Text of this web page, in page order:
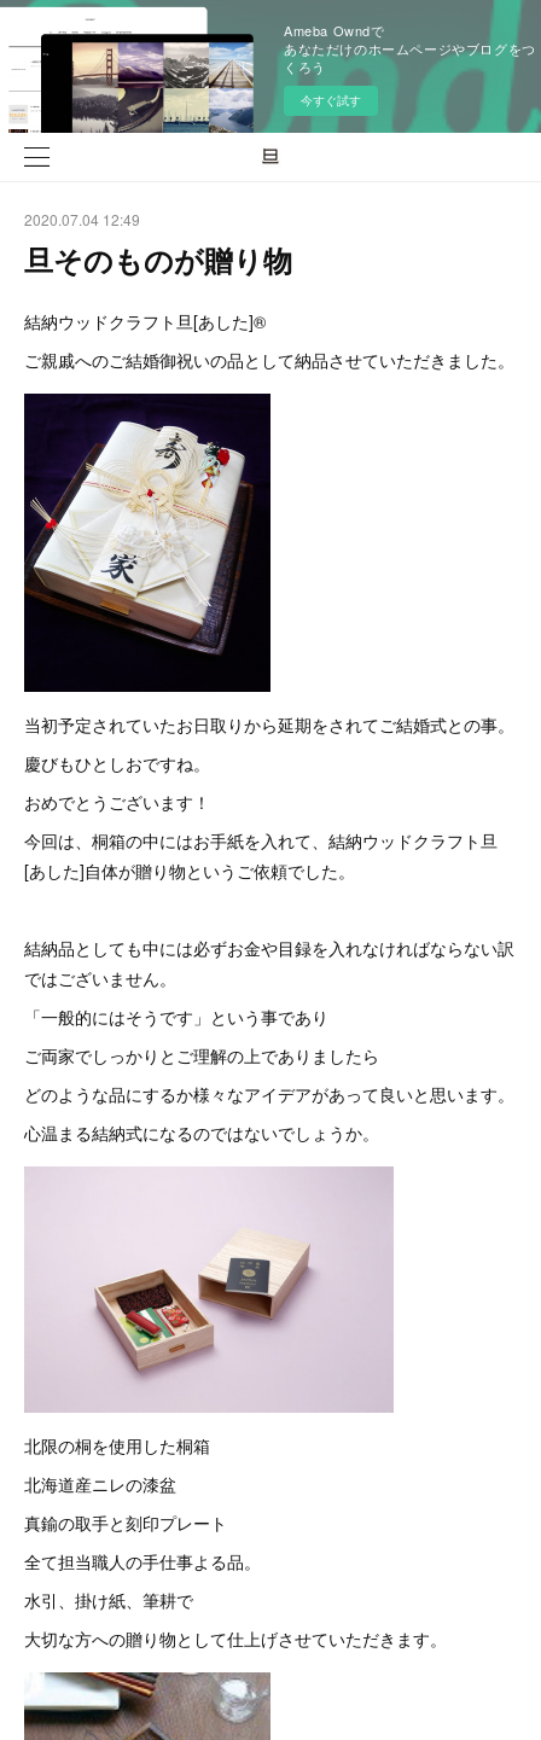
Ameba Owndで
あなただけのホームページやブログをつ
くろう
今すぐ試す
2020.07.04 12:49
旦そのものが贈り物
結納ウッドクラフト旦[あした]®️
ご親戚へのご結婚御祝いの品として納品させていただきました。
当初予定されていたお日取りから延期をされてご結婚式との事。
慶びもひとしおですね。
おめでとうございます！
今回は、桐箱の中にはお手紙を入れて、結納ウッドクラフト旦
[あした]自体が贈り物というご依頼でした。
結納品としても中には必ずお金や目録を入れなければならない訳
ではございません。
「一般的にはそうです」という事であり
ご両家でしっかりとご理解の上でありましたら
どのような品にするか様々なアイデアがあって良いと思います。
心温まる結納式になるのではないでしょうか。
北限の桐を使用した桐箱
北海道産ニレの漆盆
真鍮の取手と刻印プレート
全て担当職人の手仕事よる品。
水引、掛け紙、筆耕で
大切な方への贈り物として仕上げさせていただきます。